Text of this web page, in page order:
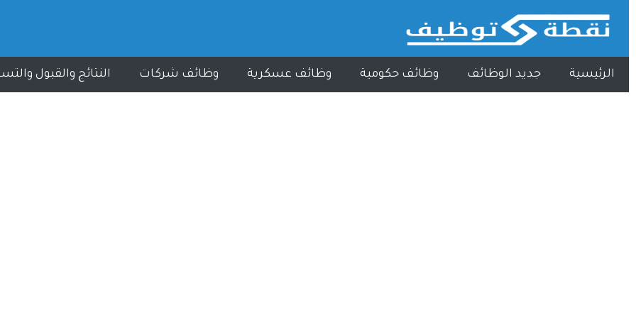
الرئيسية جديد الوظائف وظائف حكومية وظائف عسكرية وظائف شركات النتائج والقبول